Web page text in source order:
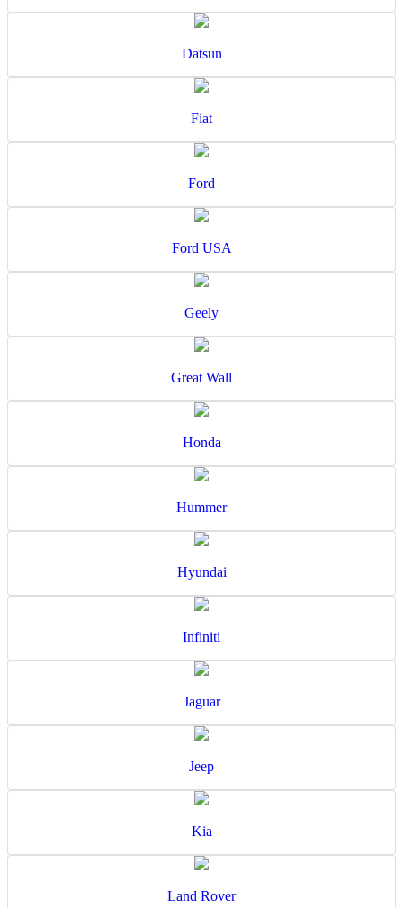
Datsun
Fiat
Ford
Ford USA
Geely
Great Wall
Honda
Hummer
Hyundai
Infiniti
Jaguar
Jeep
Kia
Land Rover